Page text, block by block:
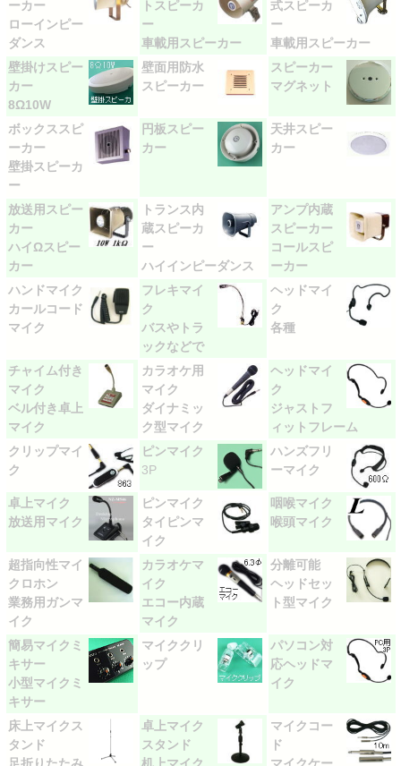
ーカー
ローインピー
ダンス
トスピーカ
ー
車載用スピーカー
式スピーカ
ー
車載用スピーカー
壁掛けスピー
カー
8Ω10W
壁面用防水
スピーカー
スピーカー
マグネット
ボックススピ
ーカー
壁掛スピーカ
ー
円板スピー
カー
天井スピー
カー
放送用スピー
カー
ハイΩスピー
カー
トランス内
蔵スピーカ
ー
ハイインピーダンス
アンプ内蔵
スピーカー
コールスピ
ーカー
ハンドマイク
カールコード
マイク
フレキマイ
ク
バスやトラ
ックなどで
ヘッドマイ
ク
各種
チャイム付き
マイク
ベル付き卓上
マイク
カラオケ用
マイク
ダイナミッ
ク型マイク
ヘッドマイ
ク
ジャストフ
ィットフレーム
クリップマイ
ク
ピンマイク
3P
ハンズフリ
ーマイク
卓上マイク
放送用マイク
ピンマイク
タイピンマ
イク
咽喉マイク
喉頭マイク
超指向性マイ
クロホン
業務用ガンマ
イク
カラオケマ
イク
エコー内蔵
マイク
分離可能
ヘッドセッ
ト型マイク
簡易マイクミ
キサー
小型マイクミ
キサー
マイククリ
ップ
パソコン対
応ヘッドマ
イク
床上マイクス
タンド
卓上マイク
スタンド
マイクコー
ド